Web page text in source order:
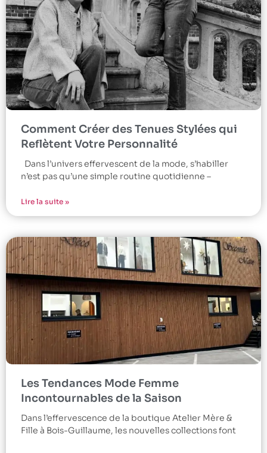
Comment Créer des Tenues Stylées qui
Reflètent Votre Personnalité
Dans l’univers effervescent de la mode, s’habiller
n’est pas qu’une simple routine quotidienne –
Lire la suite »
Les Tendances Mode Femme
Incontournables de la Saison
Dans l’effervescence de la boutique Atelier Mère &
Fille à Bois-Guillaume, les nouvelles collections font